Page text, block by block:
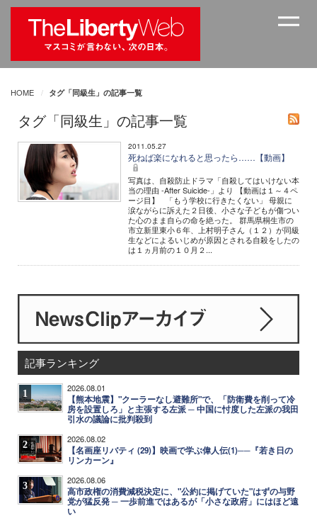
HOME タグ「同級生」の記事一覧
タグ「同級生」の記事一覧
2011.05.27
死ねば楽になれると思ったら……【動画】
写真は、自殺防止ドラマ「自殺してはいけない本
当の理由 -After Suicide-」より 【動画は１～４ペ
ージ目】 「もう学校に行きたくない」 母親に
涙ながらに訴えた２日後、小さな子どもが傷つい
た心のまま自らの命を絶った。 群馬県桐生市の
市立新里東小６年、上村明子さん（１２）が同級
生などによるいじめが原因とされる自殺をしたの
は１ヵ月前の１０月２...
記事ランキング
1 2026.08.01
【熊本地震】"クーラーなし避難所"で、「防衛費を削って冷
房を設置しろ」と主張する左派 ─ 中国に忖度した左派の我田
引水の議論に批判殺到
2 2026.08.02
【名画座リバティ (29)】映画で学ぶ偉人伝(1)──『若き日の
リンカーン』
3 2026.08.06
高市政権の消費減税決定に、"公約に掲げていた"はずの与野
党が猛反発 ─ 一歩前進ではあるが「小さな政府」にはほど遠
い